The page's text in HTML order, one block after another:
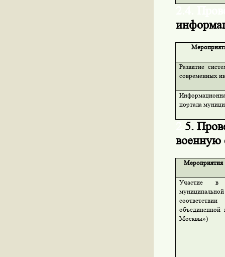
Развитие
современных
портала
5.
военную
Мероприятия
Участие в
объединенной
Москвы»)